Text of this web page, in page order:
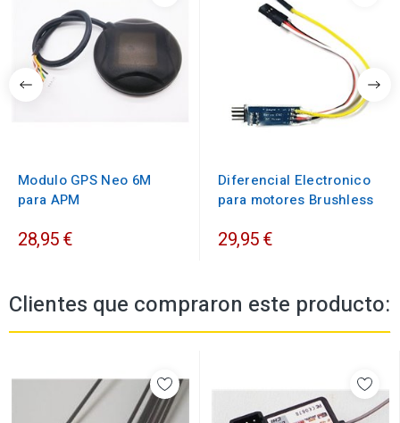
Modulo GPS Neo 6M
para APM
28,95 €
Diferencial Electronico
para motores Brushless
29,95 €
Clientes que compraron este producto: